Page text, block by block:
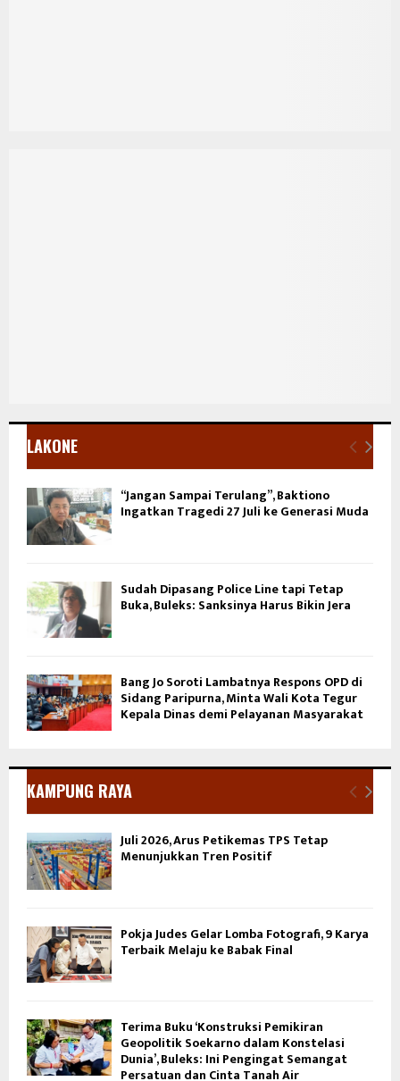
LAKONE
“Jangan Sampai Terulang”, Baktiono
Ingatkan Tragedi 27 Juli ke Generasi Muda
Sudah Dipasang Police Line tapi Tetap
Buka, Buleks: Sanksinya Harus Bikin Jera
Bang Jo Soroti Lambatnya Respons OPD di
Sidang Paripurna, Minta Wali Kota Tegur
Kepala Dinas demi Pelayanan Masyarakat
KAMPUNG RAYA
Juli 2026, Arus Petikemas TPS Tetap
Menunjukkan Tren Positif
Pokja Judes Gelar Lomba Fotografi, 9 Karya
Terbaik Melaju ke Babak Final
Terima Buku ‘Konstruksi Pemikiran
Geopolitik Soekarno dalam Konstelasi
Dunia’, Buleks: Ini Pengingat Semangat
Persatuan dan Cinta Tanah Air